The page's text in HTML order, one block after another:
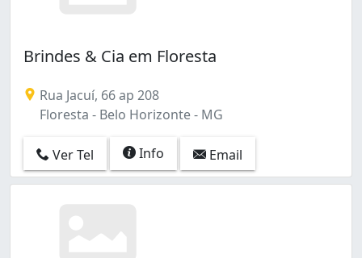
Brindes & Cia em Floresta
Rua Jacuí, 66 ap 208
Floresta - Belo Horizonte - MG
Ver Tel Info Email